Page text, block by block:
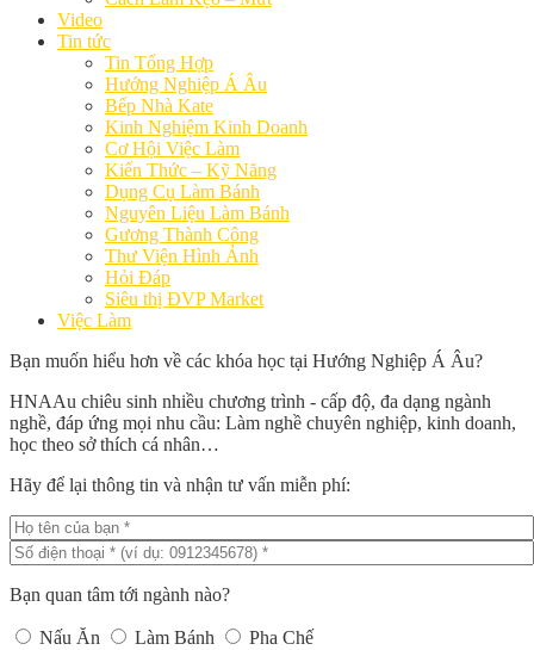
Video
Tin tức
Tin Tổng Hợp
Hướng Nghiệp Á Âu
Bếp Nhà Kate
Kinh Nghiệm Kinh Doanh
Cơ Hội Việc Làm
Kiến Thức – Kỹ Năng
Dụng Cụ Làm Bánh
Nguyên Liệu Làm Bánh
Gương Thành Công
Thư Viện Hình Ảnh
Hỏi Đáp
Siêu thị ĐVP Market
Việc Làm
Bạn muốn hiểu hơn về các khóa học tại Hướng Nghiệp Á Âu?
HNAAu chiêu sinh nhiều chương trình - cấp độ, đa dạng ngành
nghề, đáp ứng mọi nhu cầu: Làm nghề chuyên nghiệp, kinh doanh,
học theo sở thích cá nhân…
Hãy để lại thông tin và nhận tư vấn miễn phí:
Bạn quan tâm tới ngành nào?
Nấu Ăn Làm Bánh
Pha Chế